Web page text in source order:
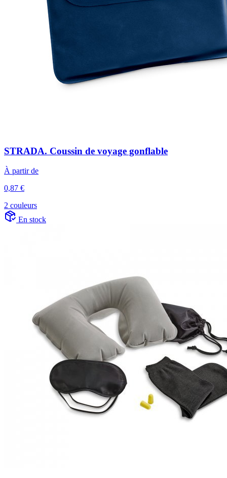
STRADA. Coussin de voyage gonflable
À partir de
0,87 €
2 couleurs
En stock